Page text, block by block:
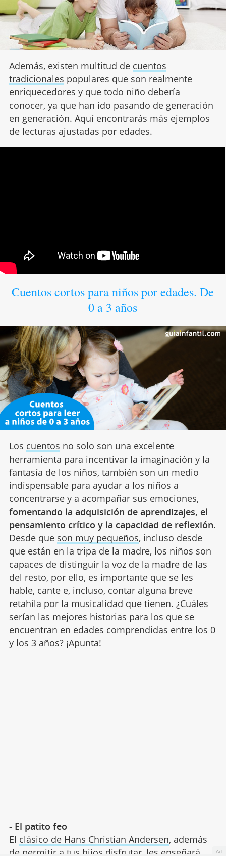
Además, existen multitud de cuentos
tradicionales populares que son realmente
enriquecedores y que todo niño debería
conocer, ya que han ido pasando de generación
en generación. Aquí encontrarás más ejemplos
de lecturas ajustadas por edades.
Cuentos cortos para niños por edades. De
0 a 3 años
Los cuentos no solo son una excelente
herramienta para incentivar la imaginación y la
fantasía de los niños, también son un medio
indispensable para ayudar a los niños a
concentrarse y a acompañar sus emociones,
fomentando la adquisición de aprendizajes, el
pensamiento crítico y la capacidad de reflexión.
Desde que son muy pequeños, incluso desde
que están en la tripa de la madre, los niños son
capaces de distinguir la voz de la madre de las
del resto, por ello, es importante que se les
hable, cante e, incluso, contar alguna breve
retahíla por la musicalidad que tienen. ¿Cuáles
serían las mejores historias para los que se
encuentran en edades comprendidas entre los 0
y los 3 años? ¡Apunta!
- El patito feo
El clásico de Hans Christian Andersen, además
de permitir a tus hijos disfrutar, les enseñará
Ad